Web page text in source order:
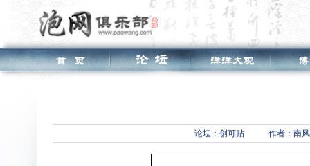
论坛： 创可贴 作者：南